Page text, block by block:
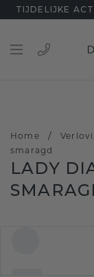
TIJDELIJKE
Home /
smaragd
LADY